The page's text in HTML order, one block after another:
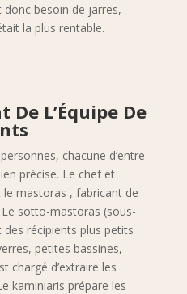
besoin de jarres,
la plus rentable.
L’Équipe De
chacune d’entre
précise. Le chef et
mastoras , fabricant de
sotto-mastoras (sous-
des récipients plus petits
petites bassines,
chargé d’extraire les
kaminiaris prépare les